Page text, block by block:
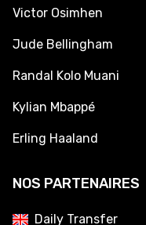
Victor Osimhen
Jude Bellingham
Randal Kolo Muani
Kylian Mbappé
Erling Haaland
NOS PARTENAIRES
Daily Transfer